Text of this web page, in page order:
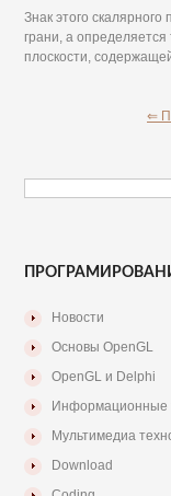
Знак этого
грани, а
плоскости,
⇐
Новости
Основы OpenGL
OpenGL и Delphi
Информационные
Мультимедиа
Download